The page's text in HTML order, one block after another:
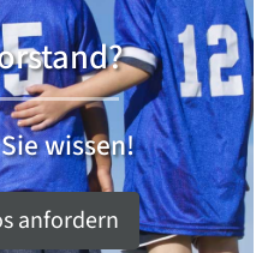
wissen!
anfordern